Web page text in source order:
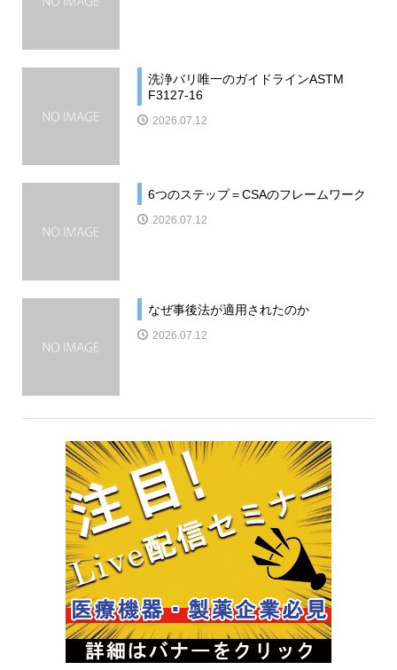
洗浄バリ唯一のガイドラインASTM
F3127-16
2026.07.12
6つのステップ＝CSAのフレームワーク
2026.07.12
なぜ事後法が適用されたのか
2026.07.12